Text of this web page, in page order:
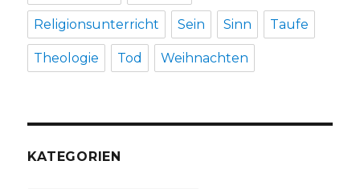
Religionsunterricht Sein Sinn Taufe
Theologie Tod Weihnachten
KATEGORIEN